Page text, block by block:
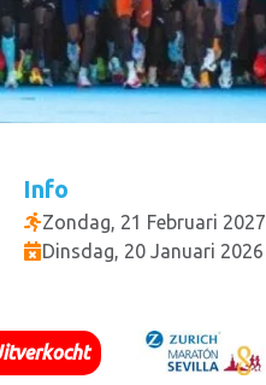
Info
Zondag, 21 Februari 2027
Dinsdag, 20 Januari 2026